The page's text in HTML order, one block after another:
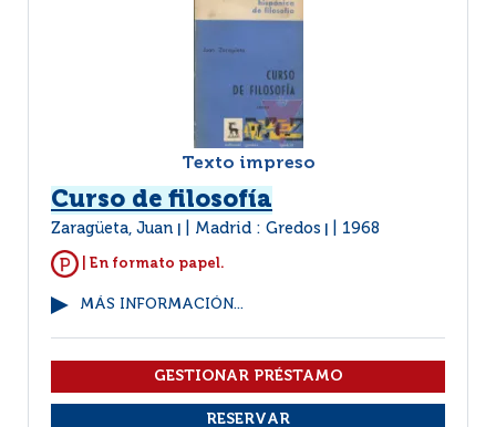
Texto impreso
Curso de filosofía
Zaragüeta, Juan Madrid : Gredos 1968
| En formato papel.
MÁS INFORMACIÓN...